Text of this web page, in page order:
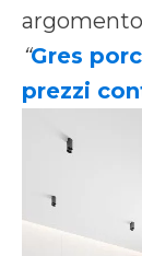
“Gres
prezzi